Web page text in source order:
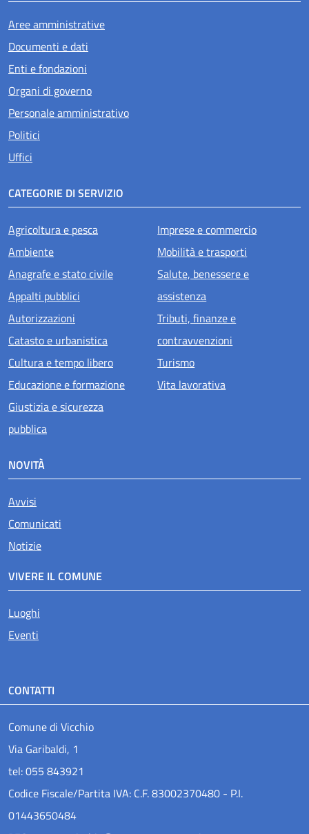
Aree amministrative
Documenti e dati
Enti e fondazioni
Organi di governo
Personale amministrativo
Politici
Uffici
CATEGORIE DI SERVIZIO
Agricoltura e pesca
Ambiente
Anagrafe e stato civile
Appalti pubblici
Autorizzazioni
Catasto e urbanistica
Cultura e tempo libero
Educazione e formazione
Giustizia e sicurezza
pubblica
Imprese e commercio
Mobilità e trasporti
Salute, benessere e
assistenza
Tributi, finanze e
contravvenzioni
Turismo
Vita lavorativa
NOVITÀ
Avvisi
Comunicati
Notizie
VIVERE IL COMUNE
Luoghi
Eventi
CONTATTI
Comune di Vicchio
Via Garibaldi, 1
tel: 055 843921
Codice Fiscale/Partita IVA: C.F. 83002370480 - P.I.
01443650484